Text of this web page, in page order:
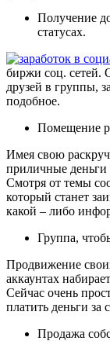
Получение
статусах.
биржи соц. сетей.
друзей в группы,
подобное.
Помещение
Имея свою
приличные деньги
Смотря от темы
который станет
какой – либо
Группа,
Продвижение
аккаунтах
Сейчас очень
платить деньги за
Продажа